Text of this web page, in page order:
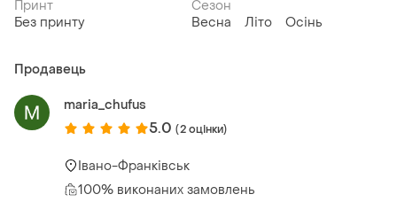
Принт
Без принту
Сезон
Весна
Літо Осінь
Продавець
maria_chufus
5.0 (2 оцінки)
Івано-Франківськ
100% виконаних замовлень